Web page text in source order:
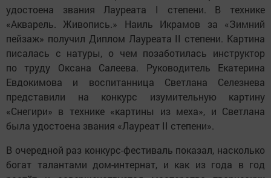
удостоена звания Лауреата I степени. В технике
«Акварель. Живопись.» Наиль Икрамов за «Зимний
пейзаж» получил Диплом Лауреата II степени. Картина
писалась с натуры, о чем позаботилась инструктор
по труду Оксана Салеева. Руководитель Екатерина
Евдокимова и воспитанница Светлана Селезнева
представили на конкурс изумительную картину
«Снегири» в технике «картины из меха», и Светлана
была удостоена звания «Лауреат II степени».
В очередной раз конкурс-фестиваль показал, насколько
богат талантами дом-интернат, и как из года в год